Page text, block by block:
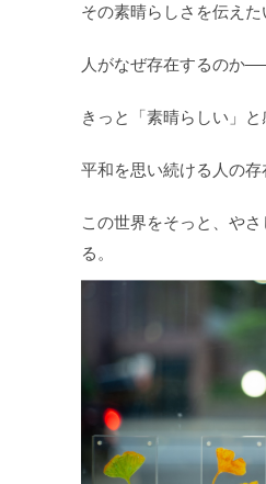
その素晴らしさを伝えた
人がなぜ存在するのか
きっと「素晴らしい」と
平和を思い続ける人の存
この世界をそっと、や
る。